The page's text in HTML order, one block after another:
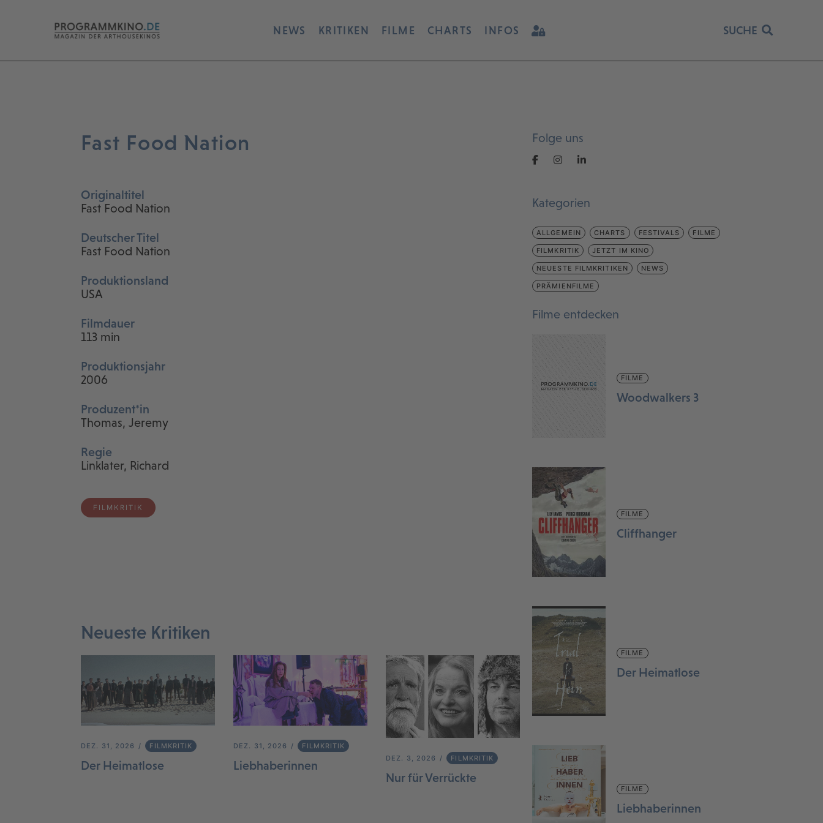
NEWS KRITIKEN FILME CHARTS INFOS SUCHE
Fast Food Nation
Originaltitel
Fast Food Nation
Deutscher Titel
Fast Food Nation
Produktionsland
USA
Filmdauer
113 min
Produktionsjahr
2006
Produzent*in
Thomas, Jeremy
Regie
Linklater, Richard
FILMKRITIK
Neueste Kritiken
DEZ. 31, 2026 FILMKRITIK
Der Heimatlose
DEZ. 31, 2026 FILMKRITIK
Liebhaberinnen
DEZ. 3, 2026 FILMKRITIK
Nur für Verrückte
Folge uns
Kategorien
ALLGEMEIN CHARTS FESTIVALS FILME
FILMKRITIK JETZT IM KINO
NEUESTE FILMKRITIKEN NEWS
PRÄMIENFILME
Filme entdecken
FILME
Woodwalkers 3
FILME
Cliffhanger
FILME
Der Heimatlose
FILME
Liebhaberinnen